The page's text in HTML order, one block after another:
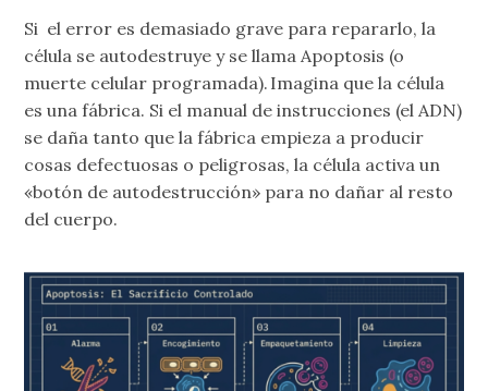
Si el error es demasiado grave para repararlo, la
célula se autodestruye y se llama Apoptosis (o
muerte celular programada). Imagina que la célula
es una fábrica. Si el manual de instrucciones (el ADN)
se daña tanto que la fábrica empieza a producir
cosas defectuosas o peligrosas, la célula activa un
«botón de autodestrucción» para no dañar al resto
del cuerpo.